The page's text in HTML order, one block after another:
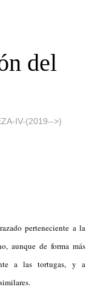
del
IV-(2019-->)
perteneciente a la
aunque de forma más
a las tortugas, y a